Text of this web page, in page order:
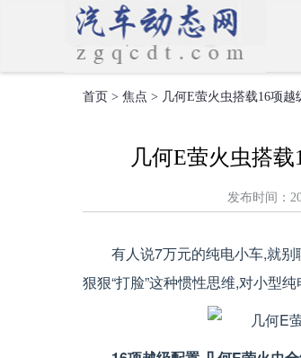
首页 > 焦点 > 几何E萤火虫搭载16项越
几何E萤火虫搭
发布时间：
有人说7万元的纯电小车,就
狠狠“打脸”这种惯性思维,对小型纯